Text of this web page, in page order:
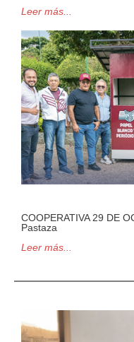
Leer más...
COOPERATIVA 29 DE
Pastaza
Leer más...